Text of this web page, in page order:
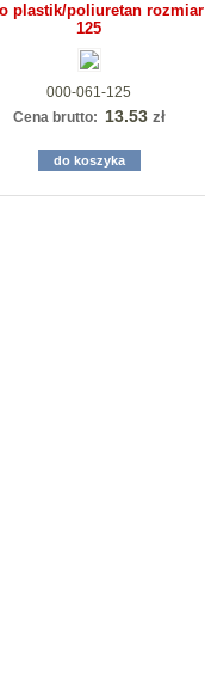
plastik/poliuretan rozmiar
125
000-061-125
Cena brutto: 13.53 zł
do koszyka